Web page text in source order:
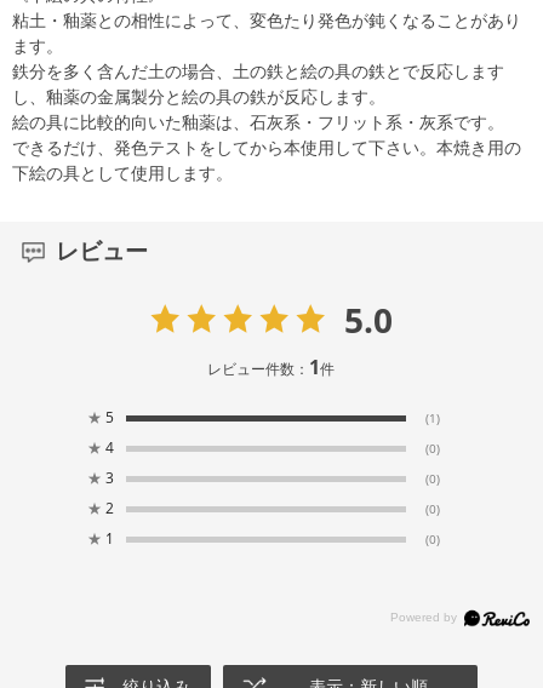
粘土・釉薬との相性によって、変色たり発色が鈍くなることがあり
ます。
鉄分を多く含んだ土の場合、土の鉄と絵の具の鉄とで反応します
し、釉薬の金属製分と絵の具の鉄が反応します。
絵の具に比較的向いた釉薬は、石灰系・フリット系・灰系です。
できるだけ、発色テストをしてから本使用して下さい。本焼き用の
下絵の具として使用します。
レビュー
5.0
レビュー件数： 1件
★ 5 (1)
★ 4 (0)
★ 3 (0)
★ 2 (0)
★ 1 (0)